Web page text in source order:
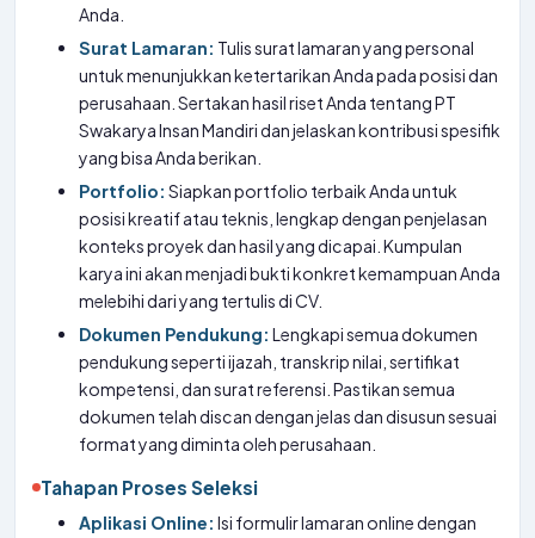
Anda.
Surat Lamaran: Tulis surat lamaran yang personal
untuk menunjukkan ketertarikan Anda pada posisi dan
perusahaan. Sertakan hasil riset Anda tentang PT
Swakarya Insan Mandiri dan jelaskan kontribusi spesifik
yang bisa Anda berikan.
Portfolio: Siapkan portfolio terbaik Anda untuk
posisi kreatif atau teknis, lengkap dengan penjelasan
konteks proyek dan hasil yang dicapai. Kumpulan
karya ini akan menjadi bukti konkret kemampuan Anda
melebihi dari yang tertulis di CV.
Dokumen Pendukung: Lengkapi semua dokumen
pendukung seperti ijazah, transkrip nilai, sertifikat
kompetensi, dan surat referensi. Pastikan semua
dokumen telah discan dengan jelas dan disusun sesuai
format yang diminta oleh perusahaan.
Tahapan Proses Seleksi
Aplikasi Online: Isi formulir lamaran online dengan